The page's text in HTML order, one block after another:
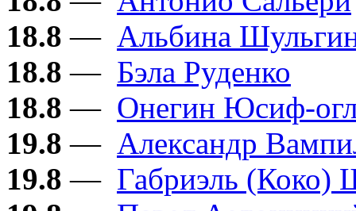
18.8 — Альбина
18.8 — Бэла Руденко
18.8 — Онегин Юсиф-
19.8 — Александр
19.8 — Габриэль (Коко)